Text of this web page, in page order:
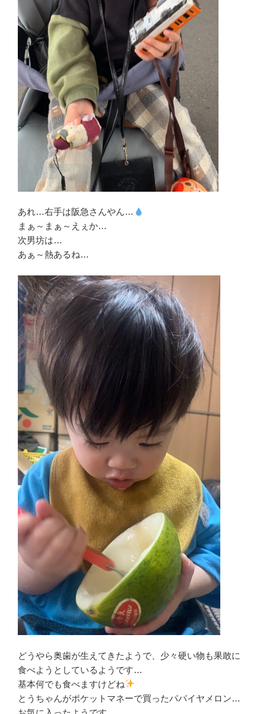
あれ…右手は阪急さんやん…
まぁ～まぁ～えぇか…
次男坊は…
あぁ～熱あるね…
どうやら奥歯が生えてきたようで、少々硬い物も果敢に
食べようとしているようです…
基本何でも食べますけどね
とうちゃんがポケットマネーで買ったパパイヤメロン…